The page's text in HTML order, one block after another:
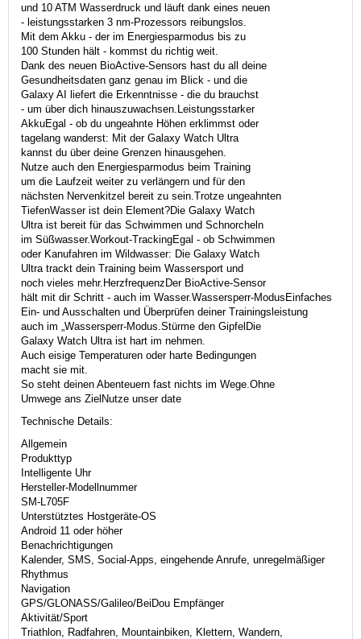
und 10 ATM Wasserdruck und läuft dank eines neuen
- leistungsstarken 3 nm-Prozessors reibungslos.
Mit dem Akku - der im Energiesparmodus bis zu
100 Stunden hält - kommst du richtig weit.
Dank des neuen BioActive-Sensors hast du all deine
Gesundheitsdaten ganz genau im Blick - und die
Galaxy AI liefert die Erkenntnisse - die du brauchst
- um über dich hinauszuwachsen.Leistungsstarker
AkkuEgal - ob du ungeahnte Höhen erklimmst oder
tagelang wanderst: Mit der Galaxy Watch Ultra
kannst du über deine Grenzen hinausgehen.
Nutze auch den Energiesparmodus beim Training
um die Laufzeit weiter zu verlängern und für den
nächsten Nervenkitzel bereit zu sein.Trotze ungeahnten
TiefenWasser ist dein Element?Die Galaxy Watch
Ultra ist bereit für das Schwimmen und Schnorcheln
im Süßwasser.Workout-TrackingEgal - ob Schwimmen
oder Kanufahren im Wildwasser: Die Galaxy Watch
Ultra trackt dein Training beim Wassersport und
noch vieles mehr.HerzfrequenzDer BioActive-Sensor
hält mit dir Schritt - auch im Wasser.Wassersperr-ModusEinfaches
Ein- und Ausschalten und Überprüfen deiner Trainingsleistung
auch im „Wassersperr-Modus.Stürme den GipfelDie
Galaxy Watch Ultra ist hart im nehmen.
Auch eisige Temperaturen oder harte Bedingungen
macht sie mit.
So steht deinen Abenteuern fast nichts im Wege.Ohne
Umwege ans ZielNutze unser date
Technische Details:
Allgemein
Produkttyp
Intelligente Uhr
Hersteller-Modellnummer
SM-L705F
Unterstütztes Hostgeräte-OS
Android 11 oder höher
Benachrichtigungen
Kalender, SMS, Social-Apps, eingehende Anrufe, unregelmäßiger
Rhythmus
Navigation
GPS/GLONASS/Galileo/BeiDou Empfänger
Aktivität/Sport
Triathlon, Radfahren, Mountainbiken, Klettern, Wandern,